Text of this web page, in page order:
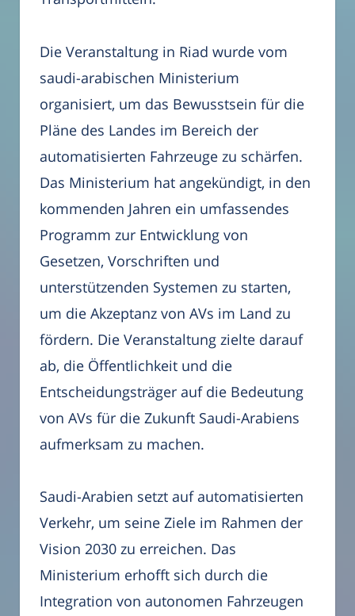
Die Veranstaltung in Riad wurde vom
saudi-arabischen Ministerium
organisiert, um das Bewusstsein für die
Pläne des Landes im Bereich der
automatisierten Fahrzeuge zu schärfen.
Das Ministerium hat angekündigt, in den
kommenden Jahren ein umfassendes
Programm zur Entwicklung von
Gesetzen, Vorschriften und
unterstützenden Systemen zu starten,
um die Akzeptanz von AVs im Land zu
fördern. Die Veranstaltung zielte darauf
ab, die Öffentlichkeit und die
Entscheidungsträger auf die Bedeutung
von AVs für die Zukunft Saudi-Arabiens
aufmerksam zu machen.
Saudi-Arabien setzt auf automatisierten
Verkehr, um seine Ziele im Rahmen der
Vision 2030 zu erreichen. Das
Ministerium erhofft sich durch die
Integration von autonomen Fahrzeugen